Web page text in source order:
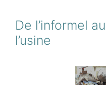
De l’informel
l’usine